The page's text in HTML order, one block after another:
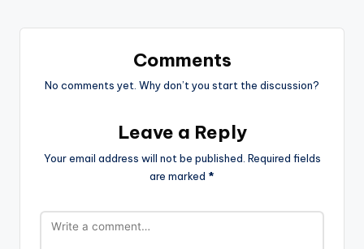
Comments
No comments yet. Why don’t you start the discussion?
Leave a Reply
Your email address will not be published. Required fields
are marked *